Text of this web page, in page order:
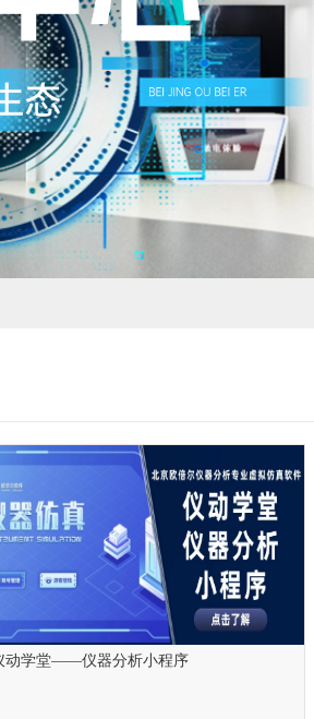
动学堂——仪器分析小程序